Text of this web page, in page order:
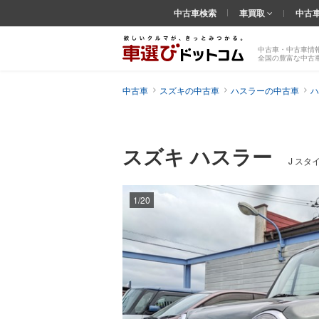
中古車・中古車情
全国の豊富な中古
中古車検索 車買取 中古
中古車 スズキの中古車 ハスラーの中古車
スズキ ハスラー J スタ
1/20
画像